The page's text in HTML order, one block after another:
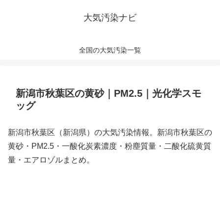
大気汚染ナビ
全国の大気汚染一覧
新潟市秋葉区の黄砂｜PM2.5｜光化学スモ
ッグ
新潟市秋葉区（新潟県）の大気汚染情報。新潟市秋葉区の
黄砂・PM2.5・一酸化炭素濃度・粉塵質量・二酸化硫黄質
量・エアロゾルまとめ。